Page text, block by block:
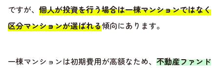
ですが、 個人が投資を行う場合は一棟マンションではなく
区分マンションが選ばれる傾向にあります。
一棟マンションは初期費用が高額なため、 不動産ファンド